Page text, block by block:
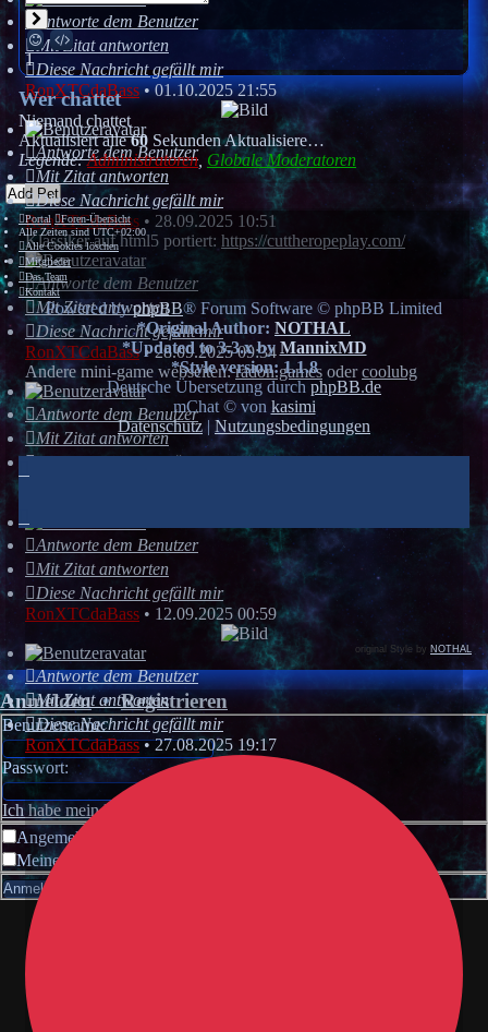
Antworte dem Benutzer
Mit Zitat antworten
Diese Nachricht gefällt mir
RonXTCdaBass•01.10.2025 21:55
Antworte dem Benutzer
Mit Zitat antworten
Diese Nachricht gefällt mir
RonXTCdaBass • 28.09.2025 10:51
Klassiker auf html5 portiert: https://cuttheropeplay.com/
Antworte dem Benutzer
Mit Zitat antworten
Diese Nachricht gefällt mir
RonXTCdaBass•28.09.2025 09:34
Andere mini-game webseiten:radon.games odercoolubg
Antworte dem Benutzer
Mit Zitat antworten
Diese Nachricht gefällt mir
RonXTCdaBass
Antworte dem Benutzer
Mit Zitat antworten
Diese Nachricht gefällt mir
RonXTCdaBass • 12.09.2025 00:59
Antworte dem Benutzer
Mit Zitat antworten
Diese Nachricht gefällt mir
RonXTCdaBass•27.08.2025 19:17
Senden
SmiliesBBCodes
1
Wer chattet
Niemand chattet
Aktualisiert alle60 Sekunden Aktualisiere…
Legende:Administratoren Globale Moderatoren
Add Pet
Portal
Foren-Übersicht
Alle Zeiten sindUTC+02:00
Alle Cookies löschen
Mitglieder
Das Team
Kontakt
Powered byphpBB® Forum Software © phpBB Limited
*Original Author: NOTHAL
*Updated to 3.3.x by MannixMD
*Style version: 1.1.8
Deutsche Übersetzung durch phpBB.de
mChat © von kasimi
Datenschutz| Nutzungsbedingungen
original Style by NOTHAL
Anmelden•Registrieren
Benutzername:
Passwort:
Ich habe mein Passwort vergessen
Angemeldet bleiben
Meinen Online-Status während dieser Sitzung verbergen